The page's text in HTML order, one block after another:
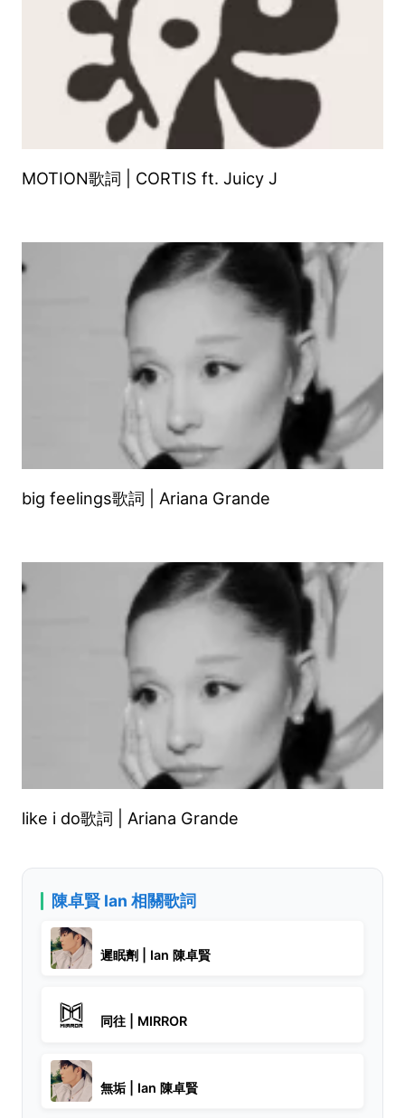
MOTION歌詞 | CORTIS ft. Juicy J
big feelings歌詞 | Ariana Grande
like i do歌詞 | Ariana Grande
陳卓賢 Ian 相關歌詞
遲眠劑 | Ian 陳卓賢
同往 | MIRROR
無垢 | Ian 陳卓賢